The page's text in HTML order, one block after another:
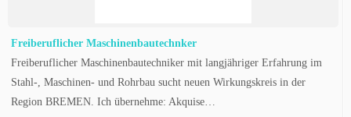
Freiberuflicher Maschinenbautechnker
Freiberuflicher Maschinenbautechniker mit langjähriger Erfahrung im
Stahl-, Maschinen- und Rohrbau sucht neuen Wirkungskreis in der
Region BREMEN. Ich übernehme: Akquise…